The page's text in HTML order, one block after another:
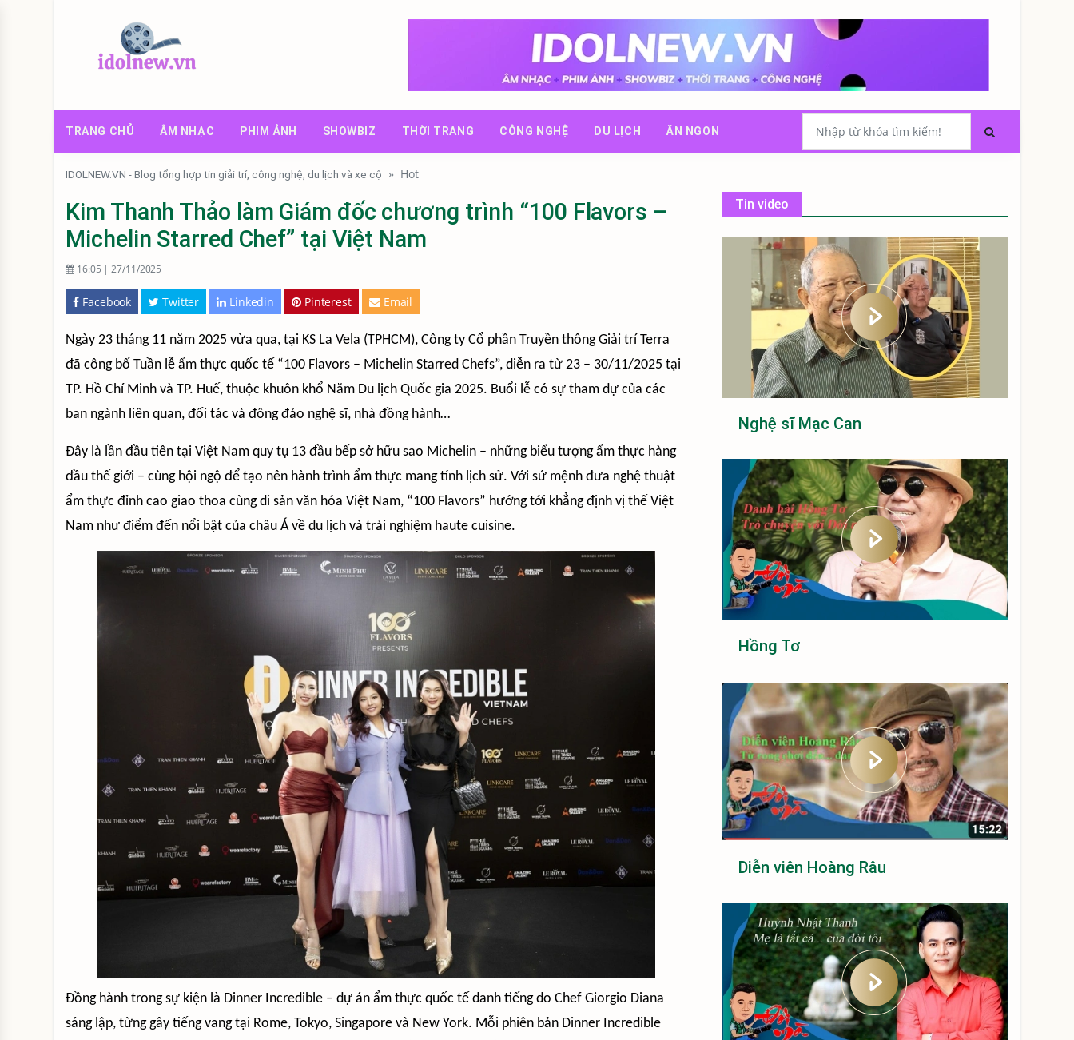
TRANG CHỦ ÂM NHẠC PHIM ẢNH SHOWBIZ THỜI TRANG CÔNG NGHỆ DU LỊCH ĂN NGON
IDOLNEW.VN - Blog tổng hợp tin giải trí, công nghệ, du lịch và xe cộ » Hot
Kim Thanh Thảo làm Giám đốc chương trình “100 Flavors –
Michelin Starred Chef” tại Việt Nam
16:05 | 27/11/2025
Facebook Twitter Linkedin Pinterest Email
Ngày 23 tháng 11 năm 2025 vừa qua, tại KS La Vela (TPHCM), Công ty Cổ phần Truyền thông Giải trí Terra
đã công bố Tuần lễ ẩm thực quốc tế “100 Flavors – Michelin Starred Chefs”, diễn ra từ 23 – 30/11/2025 tại
TP. Hồ Chí Minh và TP. Huế, thuộc khuôn khổ Năm Du lịch Quốc gia 2025. Buổi lễ có sự tham dự của các
ban ngành liên quan, đối tác và đông đảo nghệ sĩ, nhà đồng hành…
Đây là lần đầu tiên tại Việt Nam quy tụ 13 đầu bếp sở hữu sao Michelin – những biểu tượng ẩm thực hàng
đầu thế giới – cùng hội ngộ để tạo nên hành trình ẩm thực mang tính lịch sử. Với sứ mệnh đưa nghệ thuật
ẩm thực đỉnh cao giao thoa cùng di sản văn hóa Việt Nam, “100 Flavors” hướng tới khẳng định vị thế Việt
Nam như điểm đến nổi bật của châu Á về du lịch và trải nghiệm haute cuisine.
Đồng hành trong sự kiện là Dinner Incredible – dự án ẩm thực quốc tế danh tiếng do Chef Giorgio Diana
sáng lập, từng gây tiếng vang tại Rome, Tokyo, Singapore và New York. Mỗi phiên bản Dinner Incredible
Tin video
Nghệ sĩ Mạc Can
Hồng Tơ
Diễn viên Hoàng Râu